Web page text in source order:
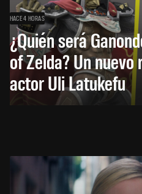
HACE 4 HORAS
¿Quién será
of Zelda? Un
actor Uli Latukefu